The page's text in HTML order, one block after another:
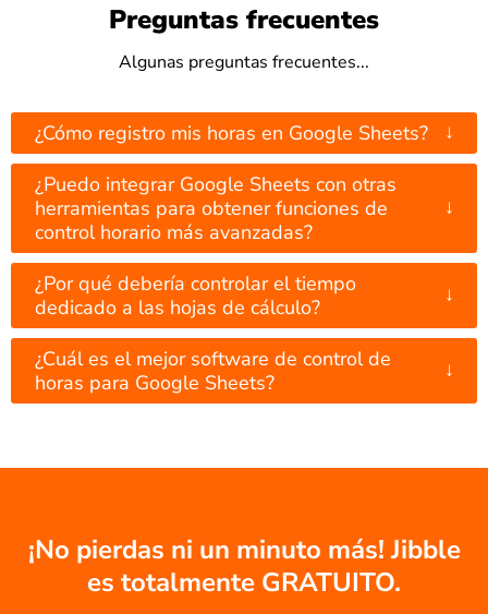
Preguntas frecuentes
Algunas preguntas frecuentes...
¿Cómo registro mis horas en Google Sheets? ↓
¿Puedo integrar Google Sheets con otras
herramientas para obtener funciones de
control horario más avanzadas?
↓
¿Por qué debería controlar el tiempo
dedicado a las hojas de cálculo?
↓
¿Cuál es el mejor software de control de
horas para Google Sheets?
↓
¡No pierdas ni un minuto más! Jibble
es totalmente GRATUITO.